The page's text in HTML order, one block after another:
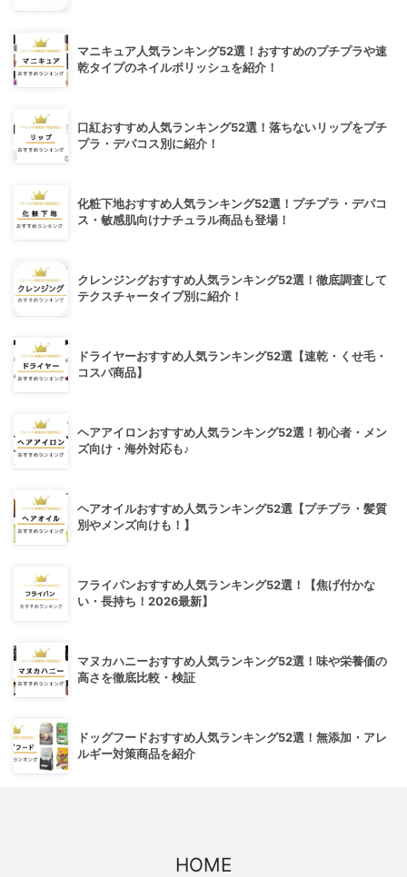
マニキュア人気ランキング52選！おすすめのプチプラや速
乾タイプのネイルポリッシュを紹介！
口紅おすすめ人気ランキング52選！落ちないリップをプチ
プラ・デパコス別に紹介！
化粧下地おすすめ人気ランキング52選！プチプラ・デパコ
ス・敏感肌向けナチュラル商品も登場！
クレンジングおすすめ人気ランキング52選！徹底調査して
テクスチャータイプ別に紹介！
ドライヤーおすすめ人気ランキング52選【速乾・くせ毛・
コスパ商品】
ヘアアイロンおすすめ人気ランキング52選！初心者・メン
ズ向け・海外対応も♪
ヘアオイルおすすめ人気ランキング52選【プチプラ・髪質
別やメンズ向けも！】
フライパンおすすめ人気ランキング52選！【焦げ付かな
い・長持ち！2026最新】
マヌカハニーおすすめ人気ランキング52選！味や栄養価の
高さを徹底比較・検証
ドッグフードおすすめ人気ランキング52選！無添加・アレ
ルギー対策商品を紹介
HOME